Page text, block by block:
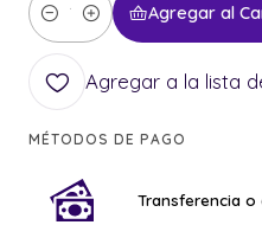
Cantidad
Agregar al
Agregar a la lista
MÉTODOS DE PAGO
Transferencia o